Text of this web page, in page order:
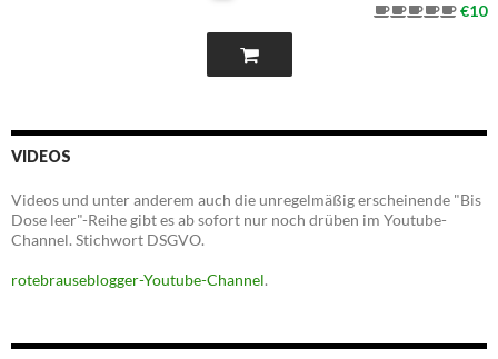
€10
VIDEOS
Videos und unter anderem auch die unregelmäßig erscheinende "Bis
Dose leer"-Reihe gibt es ab sofort nur noch drüben im Youtube-
Channel. Stichwort DSGVO.
rotebrauseblogger-Youtube-Channel.